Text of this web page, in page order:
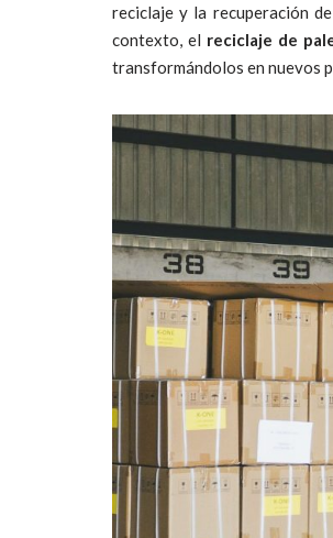
reciclaje y la recuperación
contexto, el reciclaje de
transformándolos en nuevos